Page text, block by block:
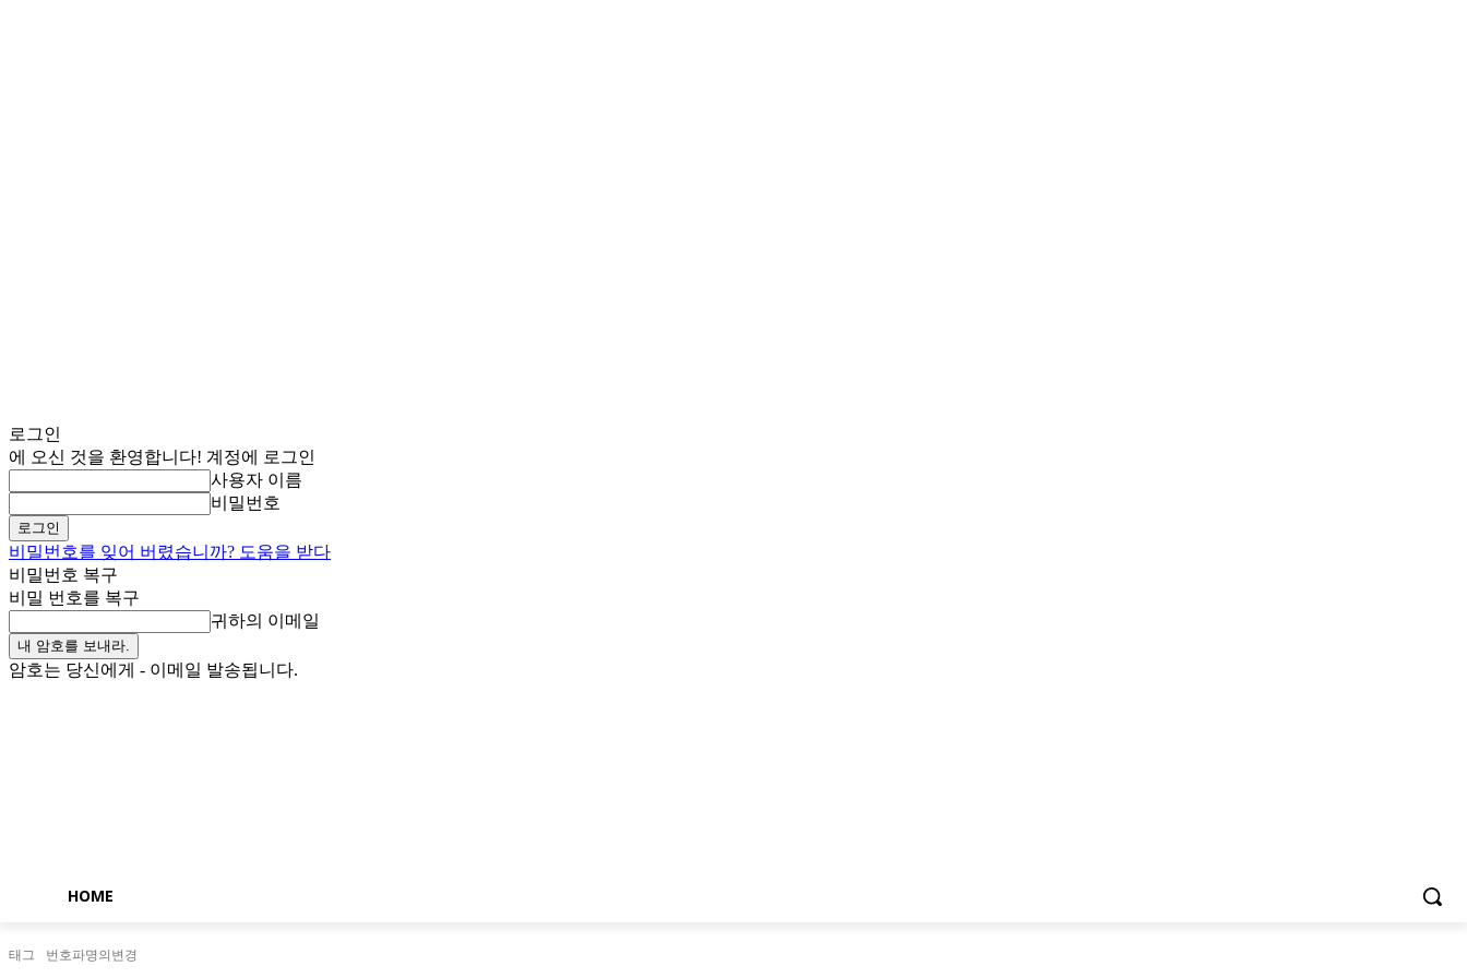
로그인
에 오신 것을 환영합니다! 계정에 로그인
사용자 이름
비밀번호
비밀번호를 잊어 버렸습니까? 도움을 받다
비밀번호 복구
비밀 번호를 복구
귀하의 이메일
암호는 당신에게 - 이메일 발송됩니다.
HOME
태그 번호파명의변경